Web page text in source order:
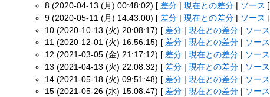
8 (2020-04-13 (月) 00:48:02) [ 差分| 現在との差分| ソース ]
9 (2020-05-11 (月) 14:43:00) [ 差分| 現在との差分| ソース ]
10 (2020-10-13 (火) 20:08:17) [ 差分| 現在との差分| ソース
11 (2020-12-01 (火) 16:56:15) [ 差分| 現在との差分| ソース
12 (2021-03-05 (金) 21:17:12) [ 差分| 現在との差分| ソース
13 (2021-04-13 (火) 22:08:32) [ 差分| 現在との差分| ソース
14 (2021-05-18 (火) 09:51:48) [ 差分| 現在との差分| ソース
15 (2021-05-26 (水) 15:08:47) [ 差分| 現在との差分| ソース